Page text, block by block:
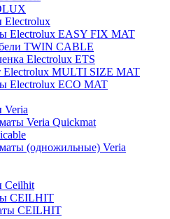
Electrolux
Electrolux EASY FIX MAT
TWIN CABLE
Electrolux ETS
MULTI SIZE MAT
Electrolux ECO MAT
Veria
Veria Quickmat
(одножильные) Veria
Ceilhit
CEILHIT
CEILHIT